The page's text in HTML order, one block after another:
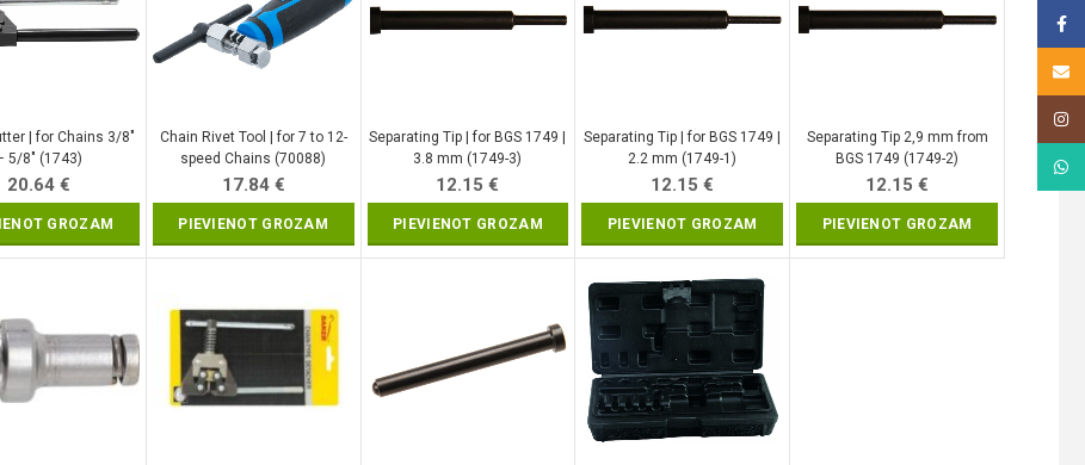
| for Chains 3/8″
5/8″ (1743)
20.64 €
GROZAM
Chain Rivet Tool | for 7 to 12-
speed Chains (70088)
17.84 €
PIEVIENOT GROZAM
Separating Tip | for BGS 1749 |
3.8 mm (1749-3)
12.15€
PIEVIENOT GROZAM
Separating Tip | for BGS 1749 |
2.2 mm (1749-1)
12.15€
PIEVIENOT GROZAM
Separating Tip 2,9 mm from
BGS 1749 (1749-2)
12.15€
PIEVIENOT GROZAM
Email